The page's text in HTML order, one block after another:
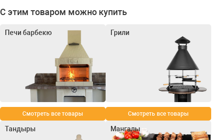
С этим товаром можно купить
Печи барбекю
Смотреть все товары
Грили
Смотреть все товары
Тандыры Мангалы